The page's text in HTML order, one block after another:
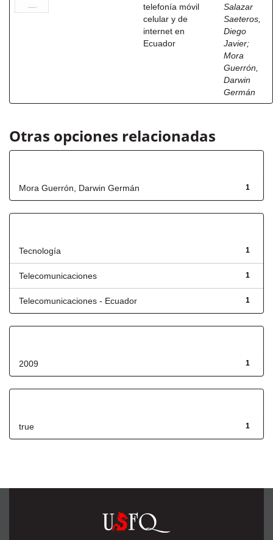
telefonía móvil
celular y de
internet en
Ecuador
Salazar
Saeteros,
Diego
Javier;
Mora
Guerrón,
Darwin
Germán
Otras opciones relacionadas
1
Mora Guerrón, Darwin Germán
1
Tecnología
1
Telecomunicaciones
1
Telecomunicaciones - Ecuador
1
2009
1
true